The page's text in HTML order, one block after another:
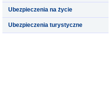
Ubezpieczenia na życie
Ubezpieczenia turystyczne